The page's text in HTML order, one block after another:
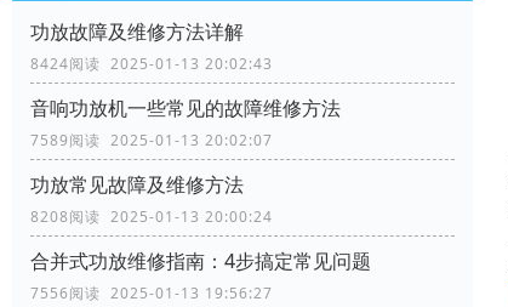
功放故障及维修方法详解
8424阅读 2025-01-13 20:02:43
音响功放机一些常见的故障维修方法
7589阅读 2025-01-13 20:02:07
功放常见故障及维修方法
8208阅读 2025-01-13 20:00:24
合并式功放维修指南：4步搞定常见问题
7556阅读 2025-01-13 19:56:27